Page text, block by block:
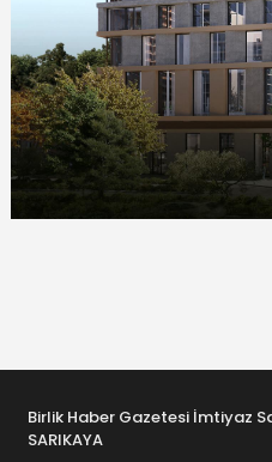
Birlik Haber Gazetesi İmtiyaz
SARIKAYA